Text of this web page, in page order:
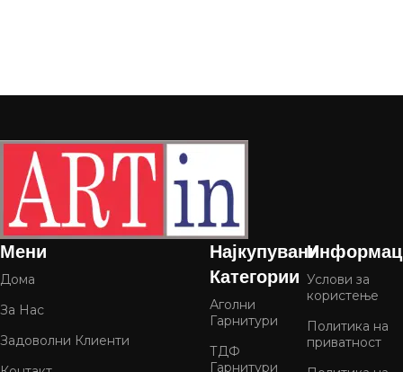
Мени
Дома
За Нас
Задоволни Клиенти
Најкупувани
Категории
Аголни
Гарнитури
ТДФ
Гарнитури
Услови за
користење
Политика на
приватност